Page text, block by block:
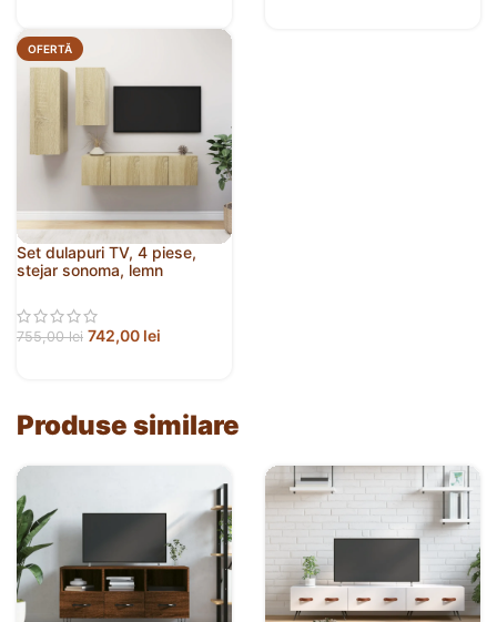
OFERTĂ
Set dulapuri TV, 4 piese,
stejar sonoma, lemn
755,00lei 742,00 lei
Produse similare